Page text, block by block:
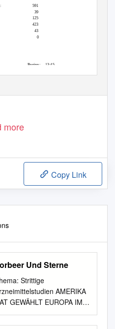
591
39
125
423
43
0
Beginn: 13:45
more
Copy Link
Und Sterne
Strittige
AMERIKA
GEWÄHLT EUROPA IM
Trump